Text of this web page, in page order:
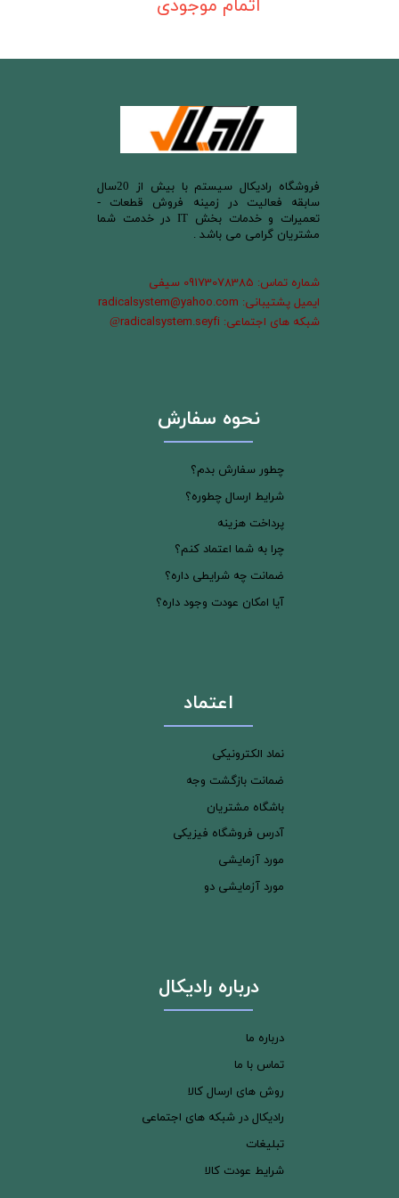
اتمام موجودی
​فروشگاه رادیکال سیستم با بیش از 20سال
سابقه فعالیت در زمینه فروش قطعات -
تعمیرات و خدمات بخش IT در خدمت شما
مشتریان گرامی می باشد .
شماره تماس: 09173078385 سیفی
ایمیل پشتیبانی: radicalsystem@yahoo.com
شبکه های اجتماعی: radicalsystem.seyfi
@
نحوه سفارش
چطور سفارش بدم؟
شرایط ارسال چطوره؟
پرداخت هزینه
چرا به شما اعتماد کنم؟
ضمانت چه شرایطی داره؟
آیا امکان عودت وجود داره؟
اعتماد
نماد الکترونیکی
ضمانت بازگشت وجه
باشگاه مشتریان
آدرس فروشگاه فیزیکی
مورد آزمایشی
مورد آزمایشی دو
درباره رادیکال
درباره ما
تماس با ما
روش های ارسال کالا
رادیکال در شبکه های اجتماعی
تبلیغات
شرایط عودت کالا